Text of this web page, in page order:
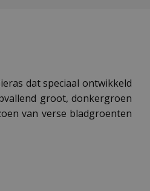
dat speciaal ontwikkeld
groot, donkergroen
van verse bladgroenten